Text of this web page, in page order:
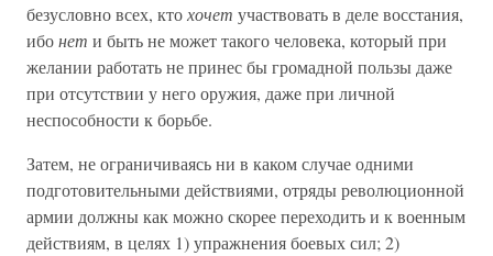
безусловно всех, ктохочет участвовать в деле восстания,
ибонет и быть не может такого человека, который при
желании работать не принес бы громадной пользы даже
при отсутствии у него оружия, даже при личной
неспособности к борьбе.
Затем, не ограничиваясь ни в каком случае одними
подготовительными действиями, отряды революционной
армии должны как можно скорее переходить и к военным
действиям, в целях 1) упражнения боевых сил; 2)